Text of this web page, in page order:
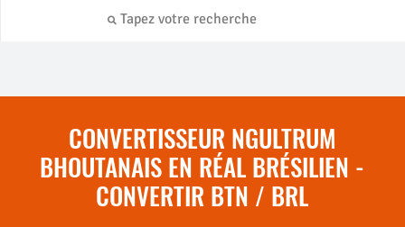
CONVERTISSEUR NGULTRUM
BHOUTANAIS EN RÉAL BRÉSILIEN -
CONVERTIR BTN / BRL